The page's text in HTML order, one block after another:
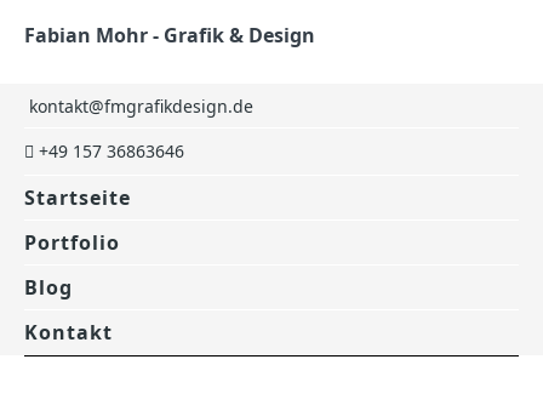
Fabian Mohr - Grafik & Design
kontakt@fmgrafikdesign.de
+49 157 36863646
Startseite
Portfolio
Blog
Kontakt